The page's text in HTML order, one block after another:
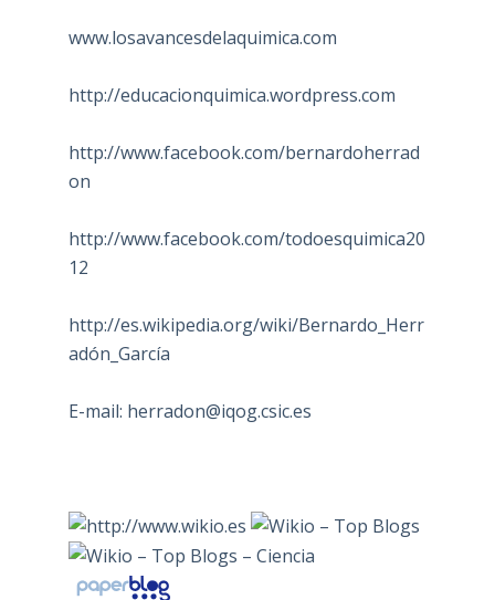
www.losavancesdelaquimica.com
http://educacionquimica.wordpress.com
http://www.facebook.com/bernardoherrad
on
http://www.facebook.com/todoesquimica20
12
http://es.wikipedia.org/wiki/Bernardo_Herr
adón_García
E-mail: herradon@iqog.csic.es